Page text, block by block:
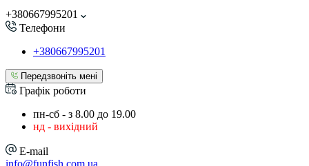
+380667995201
Телефони
+380667995201
Передзвоніть мені
Графік роботи
пн-сб - з 8.00 до 19.00
нд - вихідний
E-mail
info@funfish.com.ua